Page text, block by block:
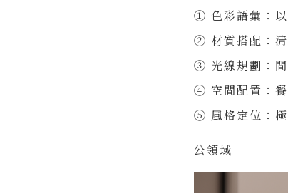
① 色彩語彙：以
② 材質搭配：
③ 光線規劃：間
④ 空間配置：餐
⑤ 風格定位：極
公領域